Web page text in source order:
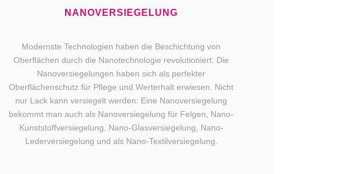
NANOVERSIEGELUNG
Modernste Technologien haben die Beschichtung von
Oberflächen durch die Nanotechnologie revolutioniert. Die
Nanoversiegelungen haben sich als perfekter
Oberflächenschutz für Pflege und Werterhalt erwiesen. Nicht
nur Lack kann versiegelt werden: Eine Nanoversiegelung
bekommt man auch als Nanoversiegelung für Felgen, Nano-
Kunststoffversiegelung, Nano-Glasversiegelung, Nano-
Lederversiegelung und als Nano-Textilversiegelung.